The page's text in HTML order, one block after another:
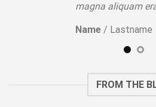
magna aliquam
Name / Lastname
FROM THE